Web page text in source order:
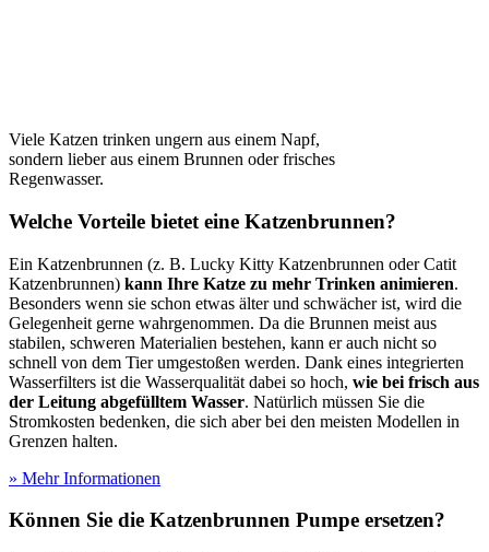
Viele Katzen trinken ungern aus einem Napf,
sondern lieber aus einem Brunnen oder frisches
Regenwasser.
Welche Vorteile bietet eine Katzenbrunnen?
Ein Katzenbrunnen (z. B. Lucky Kitty Katzenbrunnen oder Catit
Katzenbrunnen) kann Ihre Katze zu mehr Trinken animieren.
Besonders wenn sie schon etwas älter und schwächer ist, wird die
Gelegenheit gerne wahrgenommen. Da die Brunnen meist aus
stabilen, schweren Materialien bestehen, kann er auch nicht so
schnell von dem Tier umgestoßen werden. Dank eines integrierten
Wasserfilters ist die Wasserqualität dabei so hoch, wie bei frisch aus
der Leitung abgefülltem Wasser. Natürlich müssen Sie die
Stromkosten bedenken, die sich aber bei den meisten Modellen in
Grenzen halten.
» Mehr Informationen
Können Sie die Katzenbrunnen Pumpe ersetzen?